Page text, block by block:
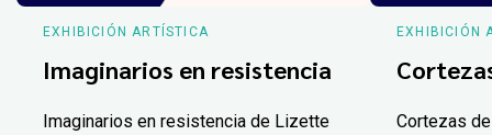
EXHIBICIÓN ARTÍSTICA
Imaginarios en resistencia
Imaginarios en resistencia de Lizette
EXHIBICIÓN
Cortezas